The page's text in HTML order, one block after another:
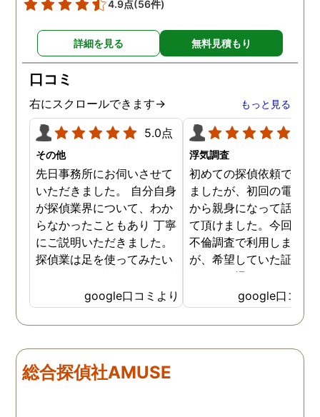
務所に関しても調べてく
ていて、周りの人たちの
かげで夫と離婚ができそ
4.9点(56件)
詳細を見る 無料見積もり
口コミ
右にスクロールできます→ もっと見る
5.0点
その他
先日事務所にお伺いさせて
いただきました。 自分自身
が探偵業界について、わか
らなかったこともあり 丁寧
にご説明いただきました。
探偵業は足を使ってみたい
SNSなどの知識も豊富で、
色んな視点から対応されて
います。 他の口コミにもあ
金が安く明確で親身になっ
て対応いただける探偵さん
google口コミより
浮気調査
初めての探偵依頼で緊張
ましたが、初回の電話相
から親身になって話を聞
て頂けました。今回、夫
不倫調査で利用しました
が、希望していた証拠を
っかりと撮ってもらうこ
が出来ました。調査中も
動きがある度に細かく報
してくださり、安心しま
読めない中、柔軟に対応
google口コミ
総合探偵社AMUSE